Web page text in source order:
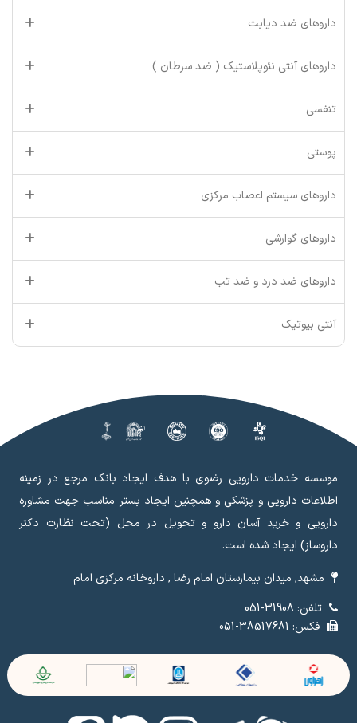
داروهای ضد دیابت
داروهای آنتی نئوپلاستیک ( ضد سرطان )
تنفسی
پوستی
داروهای سیستم اعصاب مرکزی
داروهای گوارشی
داروهای ضد درد و ضد تب
آنتی بیوتیک
موسسه خدمات دارویی رضوی با هدف ایجاد بانک مرجع در زمینه
اطلاعات دارویی و پزشکی و همچنین ایجاد بستر مناسب جهت مشاوره
دارویی و خرید آسان دارو و تحویل در محل (تحت نظارت دکتر
داروساز) ایجاد شده است.
مشهد, میدان بیمارستان امام رضا , داروخانه مرکزی امام
تلفن: 31908-051
فکس: 38517681-051